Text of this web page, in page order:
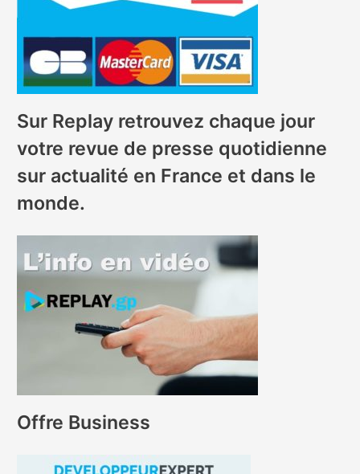
Sur Replay retrouvez chaque jour
votre revue de presse quotidienne
sur actualité en France et dans le
monde.
Offre Business